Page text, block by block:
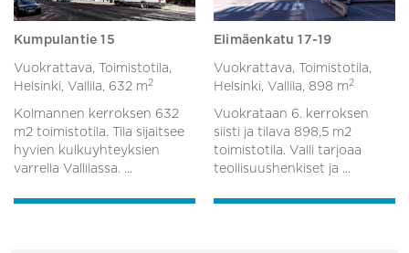
Kumpulantie 15
Vuokrattava, Toimistotila,
Helsinki, Vallila, 632 m2
Kolmannen kerroksen 632
m2 toimistotila. Tila sijaitsee
hyvien kulkuyhteyksien
varrella Vallilassa. ...
Elimäenkatu 17-19
Vuokrattava, Toimistotila,
Helsinki, Vallila, 898 m2
Vuokrataan 6. kerroksen
siisti ja tilava 898,5 m2
toimistotila. Valli tarjoaa
teollisuushenkiset ja ...